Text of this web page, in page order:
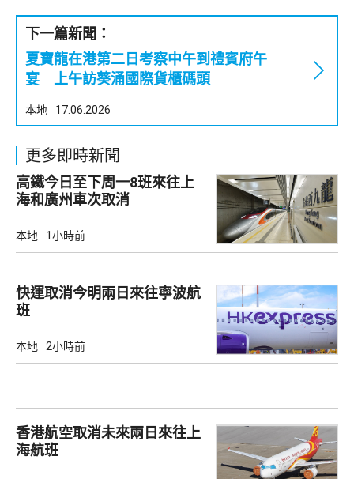
下一篇新聞：
夏寶龍在港第二日考察中午到禮賓府午
宴 上午訪葵涌國際貨櫃碼頭
本地 17.06.2026
更多即時新聞
高鐵今日至下周一8班來往上
海和廣州車次取消
本地 1小時前
快運取消今明兩日來往寧波航
班
本地 2小時前
香港航空取消未來兩日來往上
海航班